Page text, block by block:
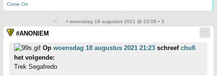
Come On
• woensdag 18 augustus 2021 @ 23:08 • 3
#ANONIEM
Op woensdag 18 augustus 2021 21:23 schreef chufi
het volgende:
Trek Segafredo